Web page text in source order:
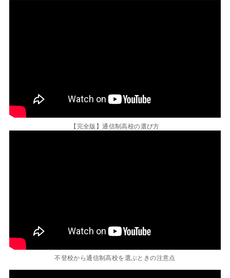
【完全版】通信制高校の選び方
不登校から通信制高校を選ぶときの注意点